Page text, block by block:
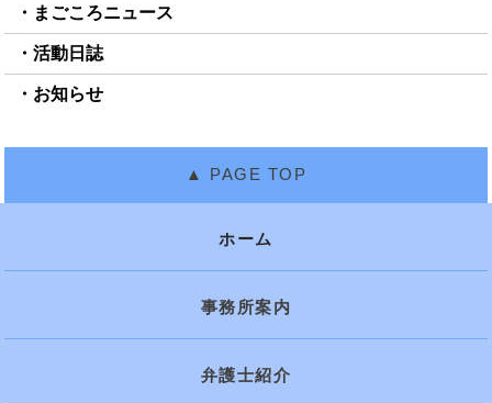
まごころニュース
活動日誌
お知らせ
ホーム
事務所案内
弁護士紹介